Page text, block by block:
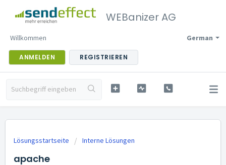
WEBanizer AG
German
Willkommen
ANMELDEN REGISTRIEREN
Lösungsstartseite Interne Lösungen
apache